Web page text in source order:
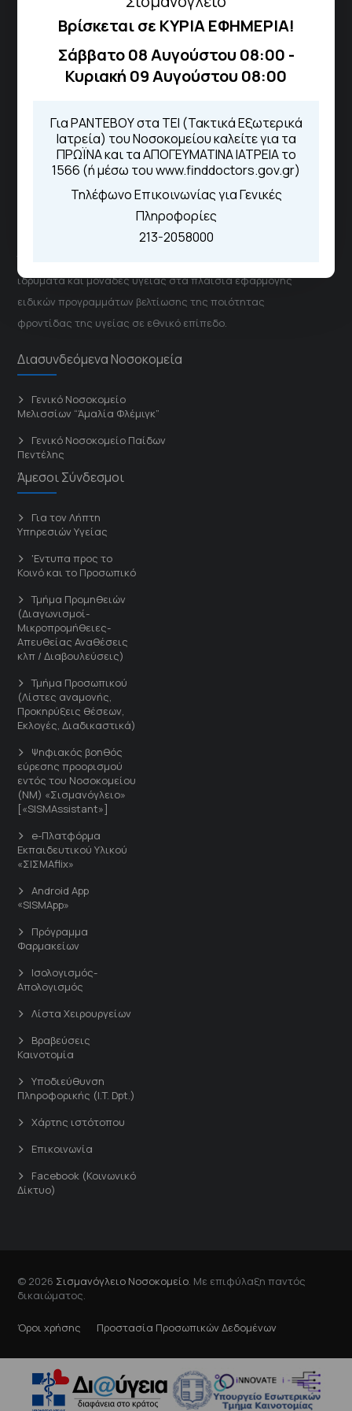
Βρίσκεται σε ΚΥΡΙΑ ΕΦΗΜΕΡΙΑ!
Σάββατο 08 Αυγούστου 08:00 -
Κυριακή 09 Αυγούστου 08:00
Για ΡΑΝΤΕΒΟΥ στα ΤΕΙ (Τακτικά Εξωτερικά
Ιατρεία) του Νοσοκομείου καλείτε για τα
ΠΡΩΪΝΑ και τα ΑΠΟΓΕΥΜΑΤΙΝΑ ΙΑΤΡΕΙΑ το
1566 (ή μέσω του www.finddoctors.gov.gr)
Τηλέφωνο Επικοινωνίας για Γενικές
Πληροφορίες
213-2058000
Τηλέφωνα για Ραντεβού
Για τα πρωινά και τα απογευματινά
ιατρεία:
Από τον ιστότοπο
1566
Μέσω της εφαρμογής "MyHealth
App"
ΓΝΑ Νοσοκομείο Σισμανόγλειο - Αμαλία Φλέμιγκ
ιδρύματα και μονάδες υγείας στα πλαίσια εφαρμογής
ειδικών προγραμμάτων βελτίωσης της ποιότητας
φροντίδας της υγείας σε εθνικό επίπεδο.
Διασυνδεόμενα Νοσοκομεία
Γενικό Νοσοκομείο
Μελισσίων “Άμαλία Φλέμιγκ”
Γενικό Νοσοκομείο Παίδων
Πεντέλης
Άμεσοι Σύνδεσμοι
Για τον Λήπτη
Υπηρεσιών Υγείας
'Εντυπα προς το
Κοινό και το Προσωπικό
Τμήμα Προμηθειών
(Διαγωνισμοί-
Μικροπρομήθειες-
Απευθείας Αναθέσεις
κλπ / Διαβουλεύσεις)
Τμήμα Προσωπικού
(Λίστες αναμονής,
Προκηρύξεις θέσεων,
Εκλογές, Διαδικαστικά)
Ψηφιακός βοηθός
εύρεσης προορισμού
εντός του Νοσοκομείου
(ΝΜ) «Σισμανόγλειο»
[«SISMAssistant»]
e-Πλατφόρμα
Εκπαιδευτικού Υλικού
«ΣΙΣΜΑflix»
Android App
«SISMApp»
Πρόγραμμα
Φαρμακείων
Ισολογισμός-
Απολογισμός
Λίστα Χειρουργείων
Βραβεύσεις
Καινοτομία
Υποδιεύθυνση
Πληροφορικής (I.T. Dpt.)
Χάρτης ιστότοπου
Επικοινωνία
Facebook (Κοινωνικό
Δίκτυο)
© 2026 Σισμανόγλειο Νοσοκομείο . Με επιφύλαξη παντός
δικαιώματος.
Όροι χρήσης Προστασία Προσωπικών Δεδομένων